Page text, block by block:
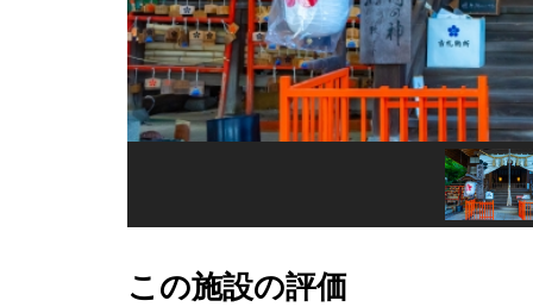
この施設の評価